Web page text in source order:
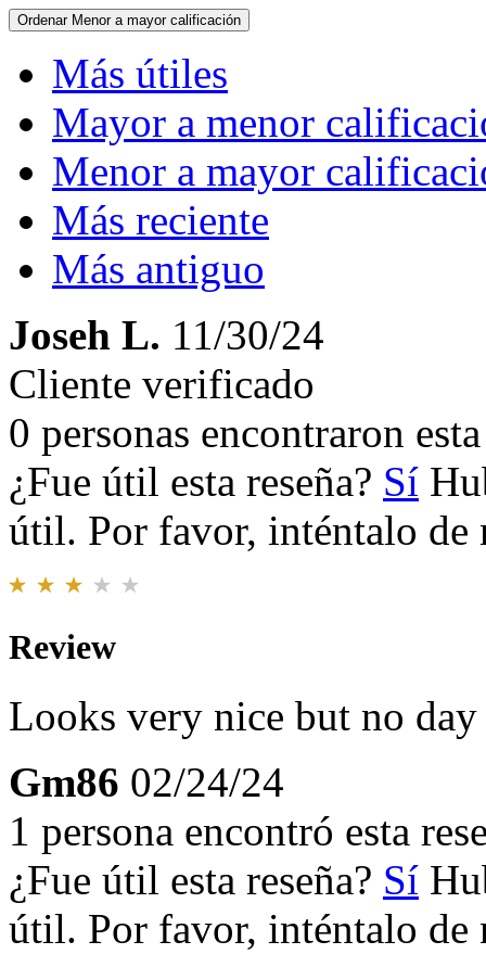
Ordenar Menor a mayor calificación
Más útiles
Mayor a menor
Menor a mayor
Más reciente
Más antiguo
Joseh L. 11/30/24
Cliente verificado
0 personas encontraron
¿Fue útil esta reseña? Sí
útil. Por favor, inténtalo de
Review
Looks very nice but no
Gm86 02/24/24
1 persona encontró esta
¿Fue útil esta reseña? Sí
útil. Por favor, inténtalo de